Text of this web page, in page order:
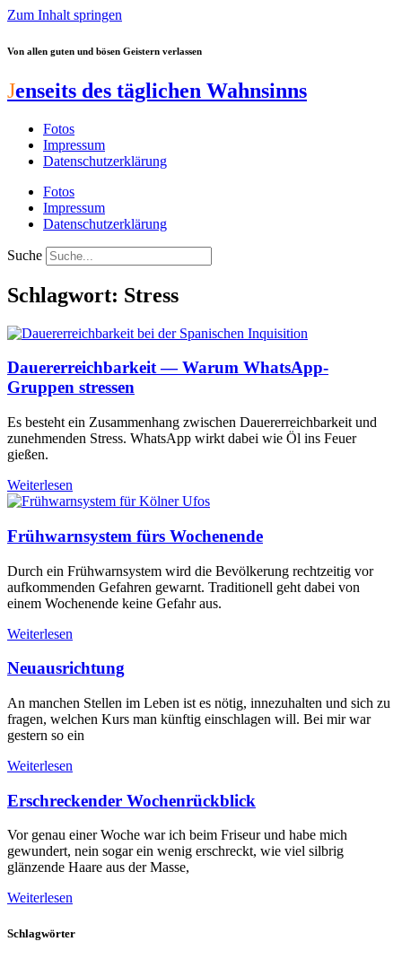
Zum Inhalt springen
Von allen guten und bösen Geistern verlassen
Jenseits des täglichen Wahnsinns
Fotos
Impressum
Datenschutzerklärung
Fotos
Impressum
Datenschutzerklärung
Suche
Schlagwort: Stress
Dauererreichbarkeit — Warum WhatsApp-
Gruppen stressen
Es besteht ein Zusammenhang zwischen Dauererreichbarkeit und
zunehmenden Stress. WhatsApp wirkt dabei wie Öl ins Feuer
gießen.
Weiterlesen
Frühwarnsystem fürs Wochenende
Durch ein Frühwarnsystem wird die Bevölkerung rechtzeitig vor
aufkommenden Gefahren gewarnt. Traditionell geht dabei von
einem Wochenende keine Gefahr aus.
Weiterlesen
Neuausrichtung
An manchen Stellen im Leben ist es nötig, innezuhalten und sich zu
fragen, welchen Kurs man künftig einschlagen will. Bei mir war
gestern so ein
Weiterlesen
Erschreckender Wochenrückblick
Vor genau einer Woche war ich beim Friseur und habe mich
gewundert, nein sogar ein wenig erschreckt, wie viel silbrig
glänzende Haare aus der Masse,
Weiterlesen
Schlagwörter